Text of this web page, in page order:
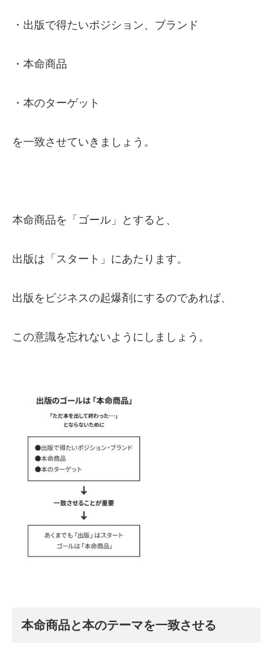
・出版で得たいポジション、ブランド
・本命商品
・本のターゲット
を一致させていきましょう。
本命商品を「ゴール」とすると、
出版は「スタート」にあたります。
出版をビジネスの起爆剤にするのであれば、
この意識を忘れないようにしましょう。
本命商品と本のテーマを一致させる